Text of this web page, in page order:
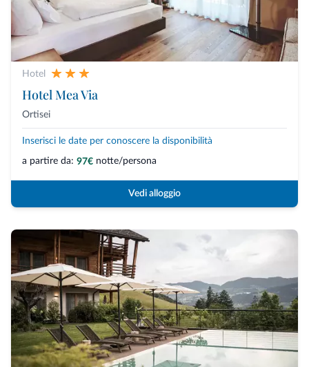
Hotel
Hotel Mea Via
Ortisei
Inserisci le date per conoscere la disponibilità
a partire da: 97€ notte/persona
Vedi alloggio